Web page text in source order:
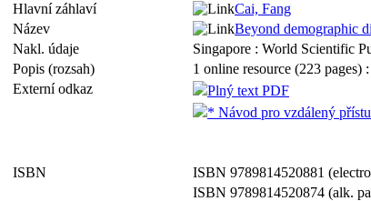
Hlavní záhlaví
Cai, Fang
Název
Beyond demographic
Nakl. údaje
Singapore : World Scientific
Popis (rozsah)
1 online resource (223 pages)
Externí odkaz
Plný text PDF
* Návod pro vzdálený
ISBN
ISBN 9789814520881
ISBN 9789814520874 (alk.